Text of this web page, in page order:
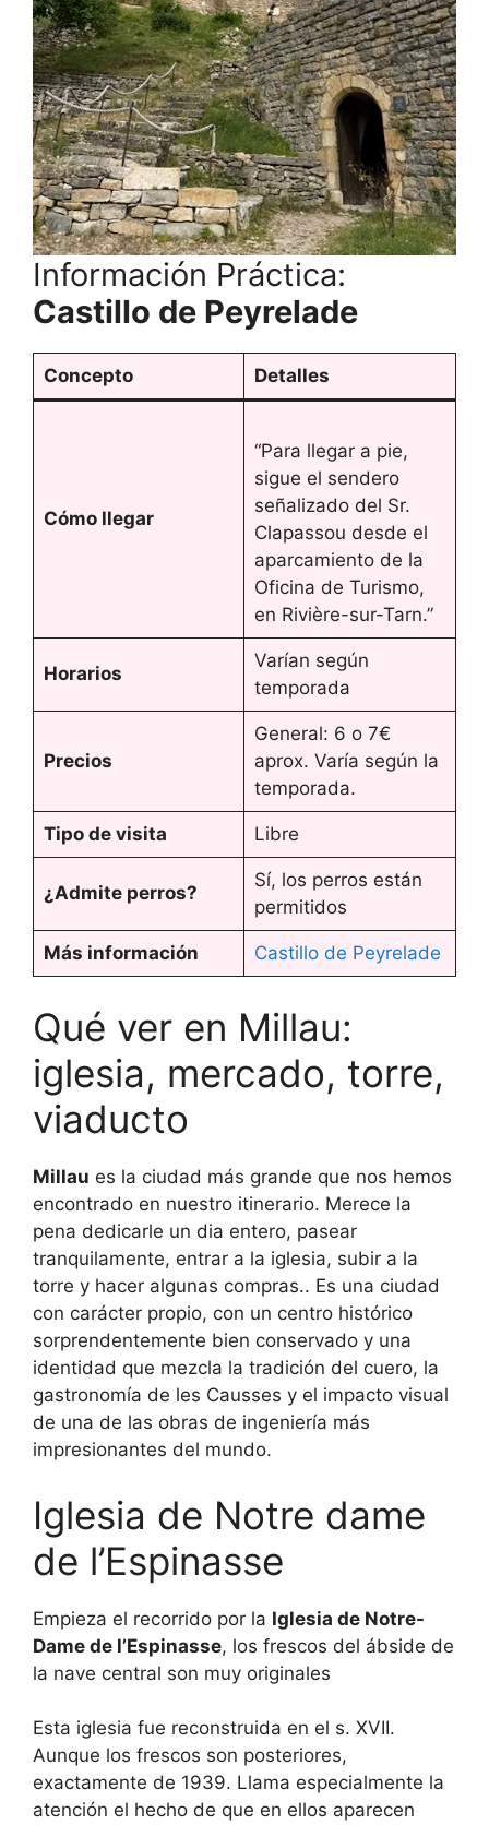
Información Práctica:
Castillo de Peyrelade
Concepto Detalles
Cómo llegar
“Para llegar a pie,
sigue el sendero
señalizado del Sr.
Clapassou desde el
aparcamiento de la
Oficina de Turismo,
en Rivière-sur-Tarn.”
Horarios
Varían según
temporada
Precios
General: 6 o 7€
aprox. Varía según la
temporada.
Tipo de visita Libre
¿Admite perros?
Sí, los perros están
permitidos
Más información Castillo de Peyrelade
Qué ver en Millau:
iglesia, mercado, torre,
viaducto
Millau es la ciudad más grande que nos hemos
encontrado en nuestro itinerario. Merece la
pena dedicarle un dia entero, pasear
tranquilamente, entrar a la iglesia, subir a la
torre y hacer algunas compras.. Es una ciudad
con carácter propio, con un centro histórico
sorprendentemente bien conservado y una
identidad que mezcla la tradición del cuero, la
gastronomía de les Causses y el impacto visual
de una de las obras de ingeniería más
impresionantes del mundo.
Iglesia de Notre dame
de l’Espinasse
Empieza el recorrido por la Iglesia de Notre-
Dame de l’Espinasse, los frescos del ábside de
la nave central son muy originales
Esta iglesia fue reconstruida en el s. XVII.
Aunque los frescos son posteriores,
exactamente de 1939. Llama especialmente la
atención el hecho de que en ellos aparecen